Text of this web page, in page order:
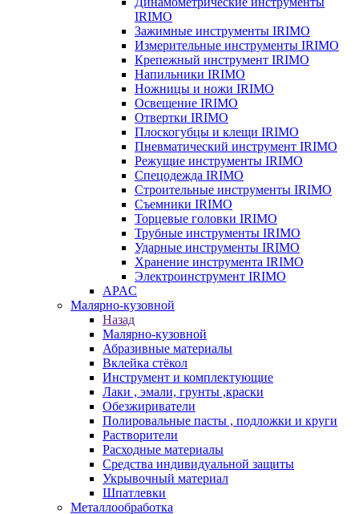
IRIMO
Зажимные инструменты IRIMO
Измерительные инструменты IRIMO
Крепежный инструмент IRIMO
Напильники IRIMO
Ножницы и ножи IRIMO
Освещение IRIMO
Отвертки IRIMO
Плоскогубцы и клещи IRIMO
Пневматический инструмент IRIMO
Режущие инструменты IRIMO
Спецодежда IRIMO
Строительные инструменты IRIMO
Съемники IRIMO
Торцевые головки IRIMO
Трубные инструменты IRIMO
Ударные инструменты IRIMO
Хранение инструмента IRIMO
Электроинструмент IRIMO
APAC
Малярно-кузовной
Назад
Малярно-кузовной
Абразивные материалы
Вклейка стёкол
Инструмент и комплектующие
Лаки , эмали, грунты ,краски
Обезжириватели
Полировальные пасты , подложки и круги
Растворители
Расходные материалы
Средства индивидуальной защиты
Укрывочный материал
Шпатлевки
Металлообработка